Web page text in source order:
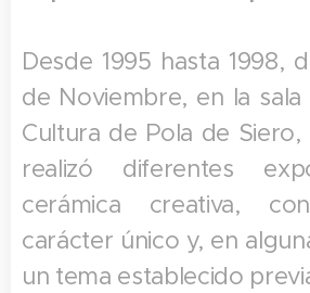
Desde 1995 hasta 1998,
de Noviembre, en la sala
Cultura de Pola de
realizó diferentes
cerámica creativa,
carácter único y, en
un tema establecido